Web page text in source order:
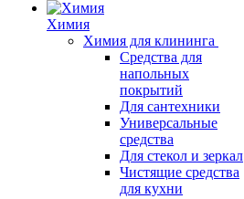
Химия
Химия для клининга
Средства для
напольных
покрытий
Для сантехники
Универсальные
средства
Для стекол и зеркал
Чистящие средства
для кухни